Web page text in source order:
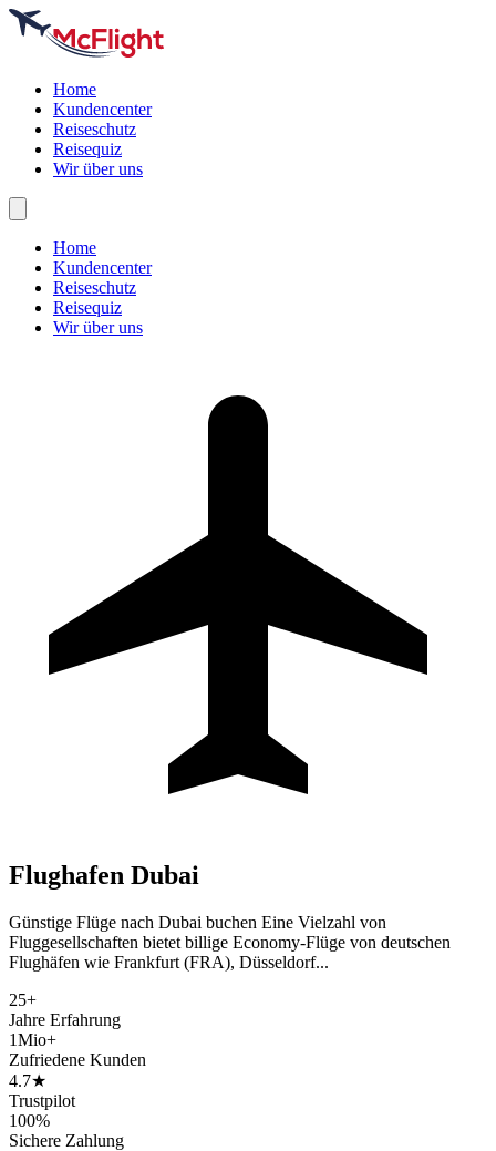
Home
Kundencenter
Reiseschutz
Reisequiz
Wir über uns
Home
Kundencenter
Reiseschutz
Reisequiz
Wir über uns
Flughafen Dubai
Günstige Flüge nach Dubai buchen Eine Vielzahl von
Fluggesellschaften bietet billige Economy-Flüge von deutschen
Flughäfen wie Frankfurt (FRA), Düsseldorf...
25+
Jahre Erfahrung
1Mio+
Zufriedene Kunden
4.7★
Trustpilot
100%
Sichere Zahlung